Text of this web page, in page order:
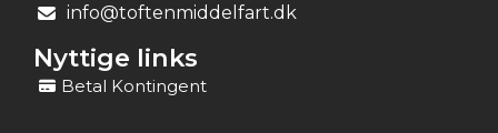
info@toftenmiddelfart.dk
Nyttige links
Betal Kontingent